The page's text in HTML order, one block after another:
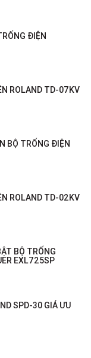
ĐIỆN
ROLAND TD-07KV
BỘ TRỐNG ĐIỆN
ROLAND TD-02KV
BỘ TRỐNG
EXL725SP
SPD-30 GIÁ ƯU